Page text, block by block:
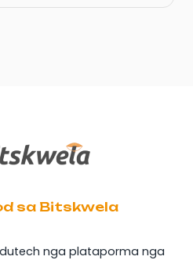
sa Bitskwela
nga plataporma nga